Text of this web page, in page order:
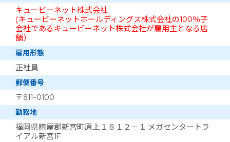
キュービーネット株式会社
(キュービーネットホールディングス株式会社の100％子
会社であるキュービーネット株式会社が雇用主となる店
舗）
雇用形態
正社員
郵便番号
〒811-0100
勤務地
福岡県糟屋郡新宮町原上１８１２－１ メガセンタートラ
イアル新宮1F